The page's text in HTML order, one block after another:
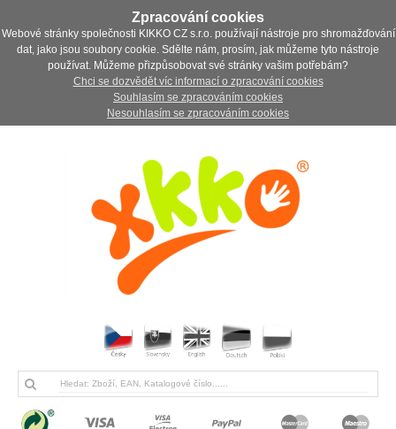
Zpracování cookies
Webové stránky společnosti KIKKO CZ s.r.o. používají nástroje pro shromažďování
dat, jako jsou soubory cookie. Sdělte nám, prosím, jak můžeme tyto nástroje
používat. Můžeme přizpůsobovat své stránky vašim potřebám?
Chci se dozvědět víc informací o zpracování cookies
Souhlasím se zpracováním cookies
Nesouhlasím se zpracováním cookies